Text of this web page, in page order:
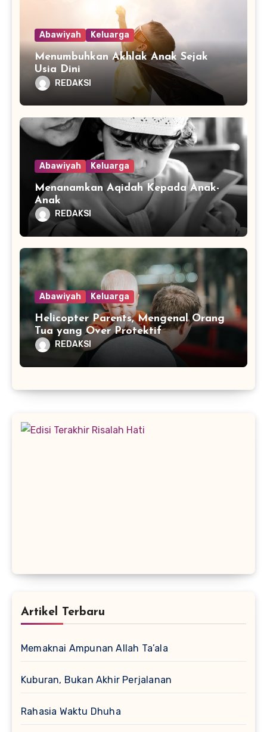
Abawiyah Keluarga
Menumbuhkan Akhlak Anak Sejak
Usia Dini
REDAKSI
Abawiyah Keluarga
Menanamkan Aqidah Kepada Anak-
Anak
REDAKSI
Abawiyah Keluarga
Helicopter Parents, Mengenal Orang
Tua yang Over Protektif
REDAKSI
Artikel Terbaru
Memaknai Ampunan Allah Ta’ala
Kuburan, Bukan Akhir Perjalanan
Rahasia Waktu Dhuha